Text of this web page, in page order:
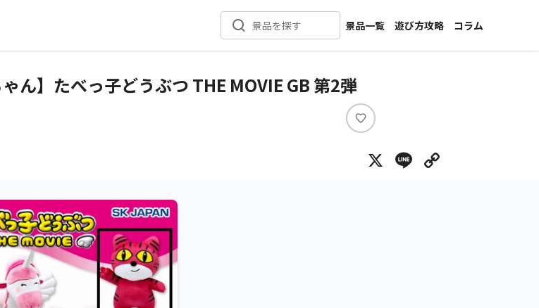
景品を探す
景品一覧
新着景品
カテゴリ一覧
メーカー一覧
遊び方攻略
コラム
インタビュー
ん】たべっ子どうぶつ THE MOVIE GB 第2弾
い
ね
X Line